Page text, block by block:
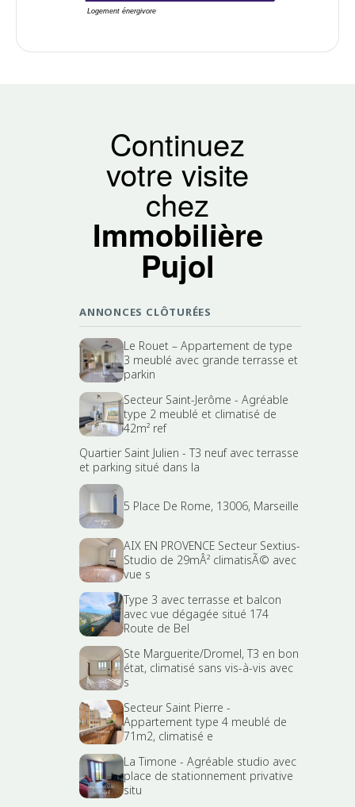
Logement énergivore
Continuez
votre visite
chez
Immobilière
Pujol
ANNONCES CLÔTURÉES
Le Rouet – Appartement de type
3 meublé avec grande terrasse et
parkin
Secteur Saint-Jerôme - Agréable
type 2 meublé et climatisé de
42m² ref
Quartier Saint Julien - T3 neuf avec terrasse
et parking situé dans la
5 Place De Rome, 13006, Marseille
AIX EN PROVENCE Secteur Sextius-
Studio de 29mÂ² climatisÃ© avec
vue s
Type 3 avec terrasse et balcon
avec vue dégagée situé 174
Route de Bel
Ste Marguerite/Dromel, T3 en bon
état, climatisé sans vis-à-vis avec
s
Secteur Saint Pierre -
Appartement type 4 meublé de
71m2, climatisé e
La Timone - Agréable studio avec
place de stationnement privative
situ